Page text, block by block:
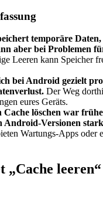
temporäre
aber bei Problemen
Leeren kann Speicher
bei Android gezielt
Der Weg
eures Geräts.
Cache löschen war
Android-Versionen
Wartungs-Apps oder
„Cache